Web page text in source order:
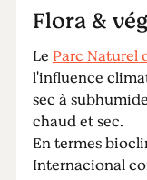
Flora &
LeParc Naturel
l'influence
sec à
chaud et sec.
En termes
Internacional